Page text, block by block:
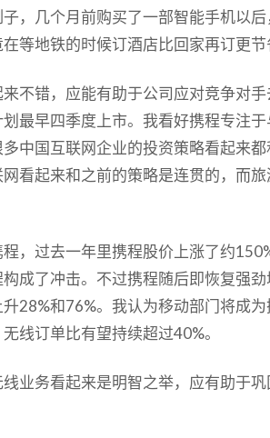
，几个月前购买了一部智能手机以
等地铁的时候订酒店比回家再订更节
不错，应能有助于公司应对竞争对
最早四季度上市。我看好携程专注
中国互联网企业的投资策略看起来都
看起来和之前的策略是连贯的，而
，过去一年里携程股价上涨了约
成了冲击。不过携程随后即恢复强
28%和76%。我认为移动部门将成
线订单比有望持续超过40%。
业务看起来是明智之举，应有助于